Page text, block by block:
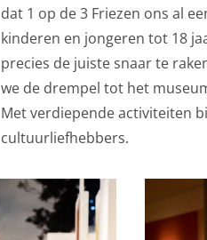
dat 1 op de 3 Friezen ons al
kinderen en jongeren tot 18
precies de juiste snaar te
we de drempel tot het
Met verdiepende activiteiten
cultuurliefhebbers.